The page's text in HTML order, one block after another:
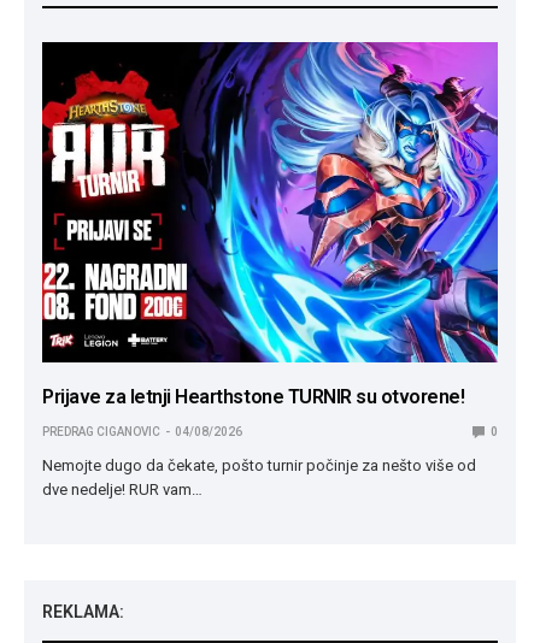
Prijave za letnji Hearthstone TURNIR su otvorene!
PREDRAG CIGANOVIC 04/08/2026 0
Nemojte dugo da čekate, pošto turnir počinje za nešto više od
dve nedelje! RUR vam…
REKLAMA: